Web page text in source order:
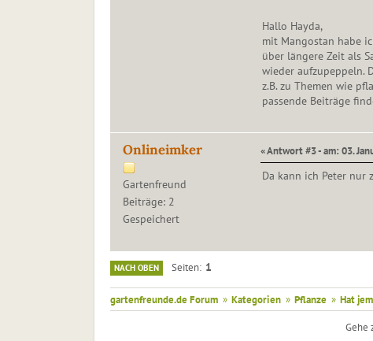
Hallo Hayda,
mit Mangostan habe
über längere Zeit als
wieder aufzupeppeln.
z.B. zu Themen wie
passende Beiträge
Onlineimker
Gartenfreund
Beiträge: 2
Gespeichert
« Antwort #3 - am: 03.
Da kann ich Peter nur
NACH OBEN Seiten 1
gartenfreunde.de Forum » Kategorien » Pflanze » Hat
Gehe